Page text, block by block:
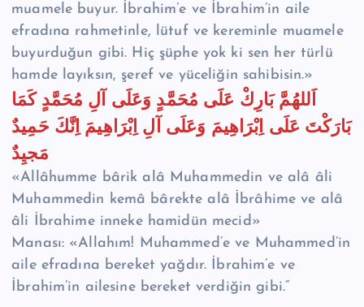
muamele buyur. İbrahim’e ve İbrahim’in aile
efradına rahmetinle, lütuf ve kereminle muamele
buyurduğun gibi. Hiç şüphe yok ki sen her türlü
hamde layıksın, şeref ve yüceliğin sahibisin.»
اَللهُمَّ بَارِكْ عَلَى مُحَمَّدٍ وَعَلَى آلِ مُحَمَّدٍ كَمَا
بَارَكْتَ عَلَى اِبْرَاهِيمَ وَعَلَى آلِ اِبْرَاهِيمَ اِنَّكَ حَمِيدٌ
مَجيِدٌ
«Allâhumme bârik alâ Muhammedin ve alâ âli
Muhammedin kemâ bârekte alâ İbrâhime ve alâ
âli İbrahime inneke hamidün mecid»
Manası: «Allahım! Muhammed’e ve Muhammed’in
aile efradına bereket yağdır. İbrahim’e ve
İbrahim’in ailesine bereket verdiğin gibi.”